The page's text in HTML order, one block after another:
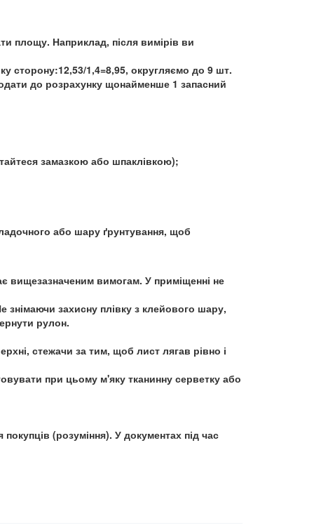
площу. Наприклад, після вимірів ви
сторону:12,53/1,4=8,95, округляємо до 9 шт.
до розрахунку щонайменше 1 запасний
замазкою або шпаклівкою);
або шару ґрунтування, щоб
вищезазначеним вимогам. У приміщенні не
знімаючи захисну плівку з клейового шару,
рулон.
стежачи за тим, щоб лист лягав рівно і
при цьому м'яку тканинну серветку або
(розуміння). У документах під час